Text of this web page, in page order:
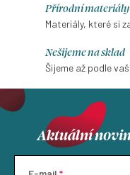
Přírodní materiály
Materiály, které si
Nešijeme na sklad
Šijeme až podle
Aktuální